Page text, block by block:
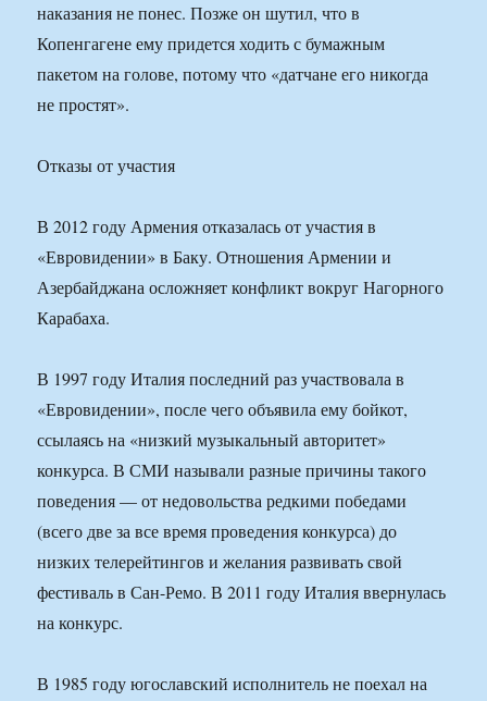
наказания не понес. Позже он шутил, что в
Копенгагене ему придется ходить с бумажным
пакетом на голове, потому что «датчане его никогда
не простят».
Отказы от участия
В 2012 году Армения отказалась от участия в
«Евровидении» в Баку. Отношения Армении и
Азербайджана осложняет конфликт вокруг Нагорного
Карабаха.
В 1997 году Италия последний раз участвовала в
«Евровидении», после чего объявила ему бойкот,
ссылаясь на «низкий музыкальный авторитет»
конкурса. В СМИ называли разные причины такого
поведения — от недовольства редкими победами
(всего две за все время проведения конкурса) до
низких телерейтингов и желания развивать свой
фестиваль в Сан-Ремо. В 2011 году Италия ввернулась
на конкурс.
В 1985 году югославский исполнитель не поехал на